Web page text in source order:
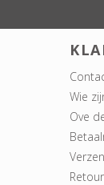
Wie
Ove